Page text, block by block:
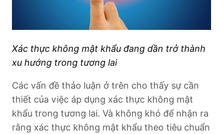
Xác thực không mật khẩu đang dần trở thành
xu hướng trong tương lai
Các vấn đề thảo luận ở trên cho thấy sự cần
thiết của việc áp dụng xác thực không mật
khẩu trong tương lai. Và không khó để nhận ra
rằng xác thực không mật khẩu theo tiêu chuẩn